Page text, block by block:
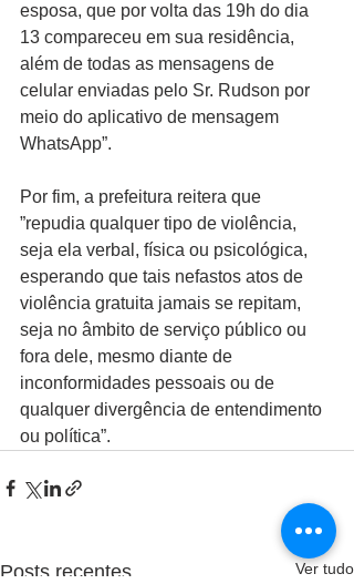
esposa, que por volta das 19h do dia
13 compareceu em sua residência,
além de todas as mensagens de
celular enviadas pelo Sr. Rudson por
meio do aplicativo de mensagem
WhatsApp”.
Por fim, a prefeitura reitera que
”repudia qualquer tipo de violência,
seja ela verbal, física ou psicológica,
esperando que tais nefastos atos de
violência gratuita jamais se repitam,
seja no âmbito de serviço público ou
fora dele, mesmo diante de
inconformidades pessoais ou de
qualquer divergência de entendimento
ou política”.
Posts recentes Ver tudo